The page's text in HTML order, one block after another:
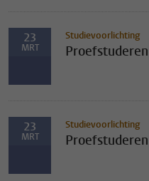
23
MRT
Studievoorlichting
23
MRT
Studievoorlichting